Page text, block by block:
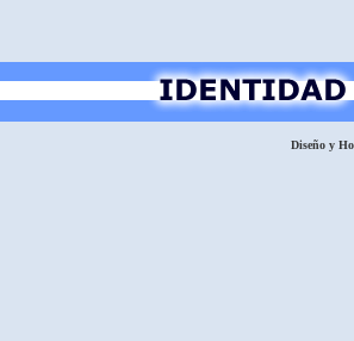
Diseño y